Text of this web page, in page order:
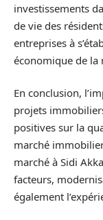
investissements
de vie des
entreprises à
économique de la
En conclusion,
projets
positives sur la
marché
marché à Sidi
facteurs,
également